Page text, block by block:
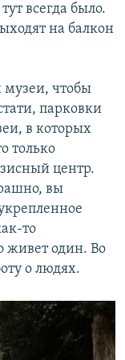
всегда было.
на балкон
музеи, чтобы
парковки
в которых
только
центр.
вы
то
живет один. Во
о людях.